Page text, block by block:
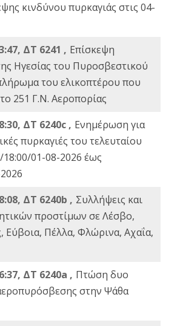
κινδύνου πυρκαγιάς στις 04-
ΔΤ 6241 , Επίσκεψη
Ηγεσίας του Πυροσβεστικού
του ελικοπτέρου που
251 Γ.Ν. Αεροπορίας
ΔΤ 6240c , Ενημέρωση για
πυρκαγιές του τελευταίου
01-08-2026 έως
ΔΤ 6240b , Συλλήψεις και
προστίμων σε Λέσβο,
Εύβοια, Πέλλα, Φλώρινα, Αχαΐα,
ΔΤ 6240a , Πτώση δυο
στην Ψάθα